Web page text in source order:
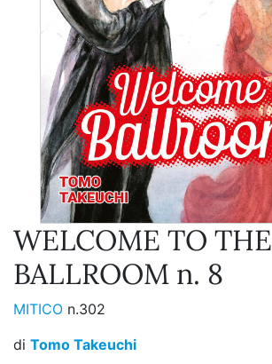
WELCOME TO THE
BALLROOM n. 8
MITICO n.302
di Tomo Takeuchi